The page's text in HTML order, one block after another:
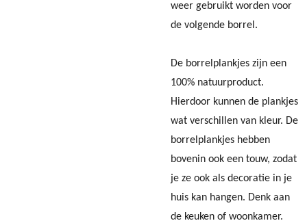
weer gebruikt worden voor
de volgende borrel.
De borrelplankjes zijn een
100% natuurproduct.
Hierdoor kunnen de plankjes
wat verschillen van kleur. De
borrelplankjes hebben
bovenin ook een touw, zodat
je ze ook als decoratie in je
huis kan hangen. Denk aan
de keuken of woonkamer.